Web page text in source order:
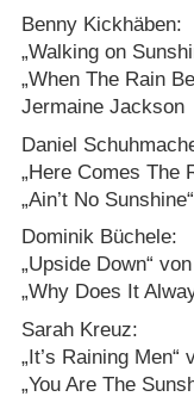
Benny Kickhäben:
„Walking on
„When The Rain
Jermaine Jackson
Daniel
„Here Comes The
„Ain’t No
Dominik Büchele:
„Upside Down“
„Why Does It
Sarah Kreuz:
„It’s Raining
„You Are The